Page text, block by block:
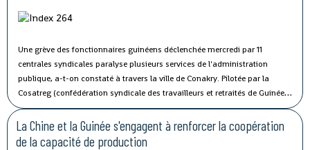
Une grève des fonctionnaires guinéens déclenchée mercredi par 11
centrales syndicales paralyse plusieurs services de l'administration
publique, a-t-on constaté à travers la ville de Conakry. Pilotée par la
Cosatreg (confédération syndicale des travailleurs et retraités de Guinée)
et 10 centrales syndicales, la grève générale d'avertissement de 7 jours
vise à protester contre les mauvaises conditions de vie et de travail des
fonctionnaires du secteur public.
La Chine et la Guinée s'engagent à renforcer la coopération
de la capacité de production